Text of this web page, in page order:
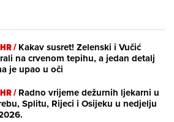
/Kakav susret! Zelenski i Vučić
na crvenom tepihu, a jedan detalj
je upao u oči
/Radno vrijeme dežurnih ljekarni u
Splitu, Rijeci i Osijeku u nedjelju